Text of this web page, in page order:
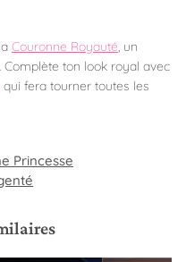
Couronne Royauté , un
ton look royal avec
qui fera tourner toutes les
Princesse